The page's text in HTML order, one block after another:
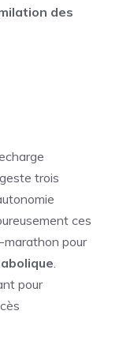
des
trois
ces
marathon pour
.
pour